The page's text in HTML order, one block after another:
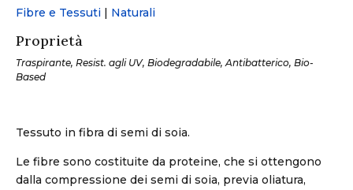
Fibre e Tessuti | Naturali
Proprietà
Traspirante, Resist. agli UV, Biodegradabile, Antibatterico, Bio-
Based
Tessuto in fibra di semi di soia.
Le fibre sono costituite da proteine, che si ottengono
dalla compressione dei semi di soia, previa oliatura,